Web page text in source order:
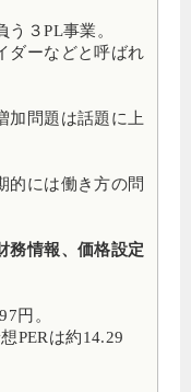
３PL事業。
ダーなどと呼ばれ
加問題は話題に上
的には働き方の問
務情報、価格設定
円。
PERは約14.29